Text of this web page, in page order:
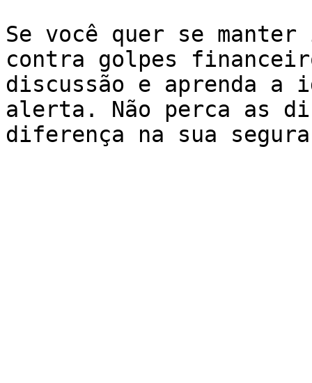
Se você quer se
contra golpes
discussão e aprenda
alerta. Não perca as
diferença na sua